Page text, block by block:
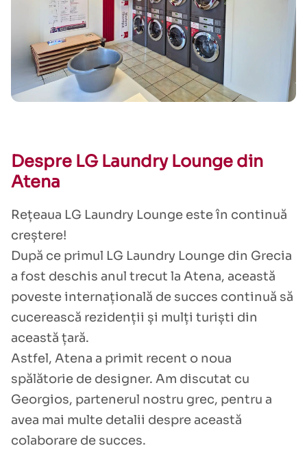
Despre LG Laundry Lounge din
Atena
Rețeaua LG Laundry Lounge este în continuă
creștere!
După ce primul LG Laundry Lounge din Grecia
a fost deschis anul trecut la Atena, această
poveste internațională de succes continuă să
cucerească rezidenții și mulți turiști din
această țară.
Astfel, Atena a primit recent o noua
spălătorie de designer. Am discutat cu
Georgios, partenerul nostru grec, pentru a
avea mai multe detalii despre această
colaborare de succes.